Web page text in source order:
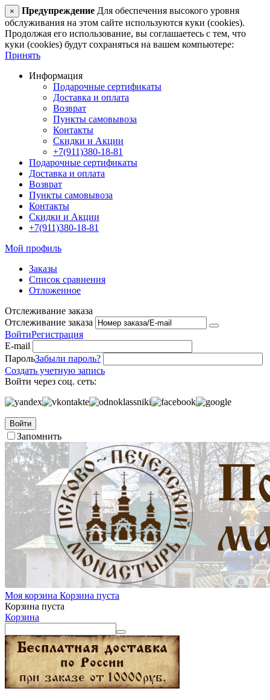
× Предупреждение Для обеспечения высокого уровня
обслуживания на этом сайте используются куки (cookies).
Продолжая его использование, вы соглашаетесь с тем, что
куки (cookies) будут сохраняться на вашем компьютере:
Принять
Информация
Подарочные сертификаты
Доставка и оплата
Возврат
Пункты самовывоза
Контакты
Скидки и Акции
+7(911)380-18-81
Подарочные сертификаты
Доставка и оплата
Возврат
Пункты самовывоза
Контакты
Скидки и Акции
+7(911)380-18-81
Мой профиль
Заказы
Список сравнения
Отложенное
Отслеживание заказа
Отслеживание заказа
ВойтиРегистрация
E-mail
ПарольЗабыли пароль?
Создать учетную запись
Войти через соц. сеть:
Войти
Запомнить
Моя корзина Корзина пуста
Корзина пуста
Корзина